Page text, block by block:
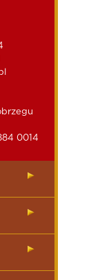
0014